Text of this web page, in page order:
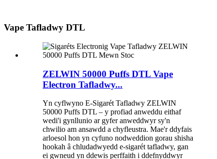
Vape Tafladwy DTL
ZELWIN 50000 Puffs DTL Vape
Electron Tafladwy...
Yn cyflwyno E-Sigarét Tafladwy ZELWIN
50000 Puffs DTL – y profiad anweddu eithaf
wedi'i gynllunio ar gyfer anweddwyr sy'n
chwilio am ansawdd a chyfleustra. Mae'r ddyfais
arloesol hon yn cyfuno nodweddion gorau shisha
hookah â chludadwyedd e-sigarét tafladwy, gan
ei gwneud yn ddewis perffaith i ddefnyddwyr